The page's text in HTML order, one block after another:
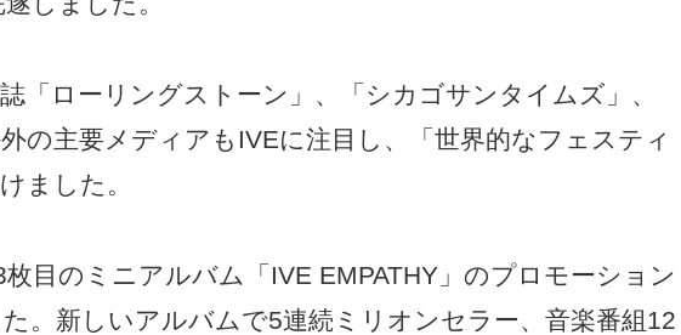
「ローリングストーン」、「シカゴサンタイムズ」、
の主要メディアもIVEに注目し、「世界的なフェスティ
ました。
目のミニアルバム「IVE EMPATHY」のプロモーション
。新しいアルバムで5連続ミリオンセラー、音楽番組12